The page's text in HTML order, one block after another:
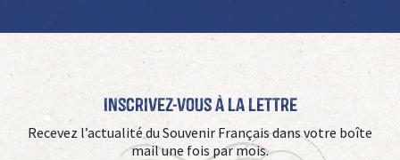
Inscrivez-vous à La Lettre
Recevez l’actualité du Souvenir Français dans votre boîte
mail une fois par mois.